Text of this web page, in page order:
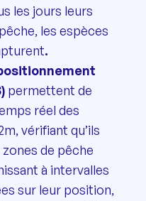
les jours leurs
les espèces
.
permettent de
réel des
vérifiant qu’ils
de pêche
à intervalles
sur leur position,